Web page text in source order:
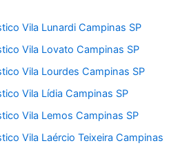
Vila Lunardi Campinas SP
Vila Lovato Campinas SP
Vila Lourdes Campinas SP
Vila Lídia Campinas SP
Vila Lemos Campinas SP
Vila Laércio Teixeira Campinas